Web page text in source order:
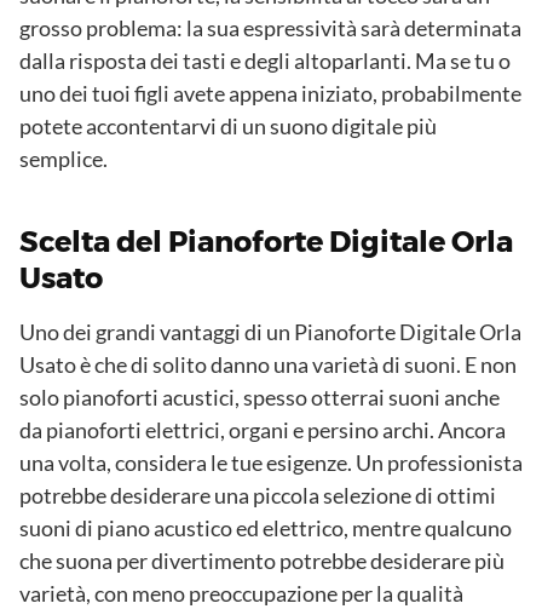
grosso problema: la sua espressività sarà determinata
dalla risposta dei tasti e degli altoparlanti. Ma se tu o
uno dei tuoi figli avete appena iniziato, probabilmente
potete accontentarvi di un suono digitale più
semplice.
Scelta del Pianoforte Digitale Orla
Usato
Uno dei grandi vantaggi di un Pianoforte Digitale Orla
Usato è che di solito danno una varietà di suoni. E non
solo pianoforti acustici, spesso otterrai suoni anche
da pianoforti elettrici, organi e persino archi. Ancora
una volta, considera le tue esigenze. Un professionista
potrebbe desiderare una piccola selezione di ottimi
suoni di piano acustico ed elettrico, mentre qualcuno
che suona per divertimento potrebbe desiderare più
varietà, con meno preoccupazione per la qualità